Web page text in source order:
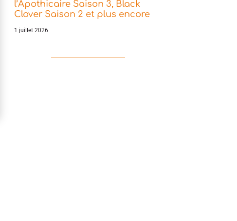
l’Apothicaire Saison 3, Black
Clover Saison 2 et plus encore
1 juillet 2026